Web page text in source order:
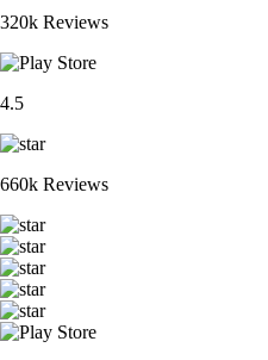
320k Reviews
4.5
660k Reviews